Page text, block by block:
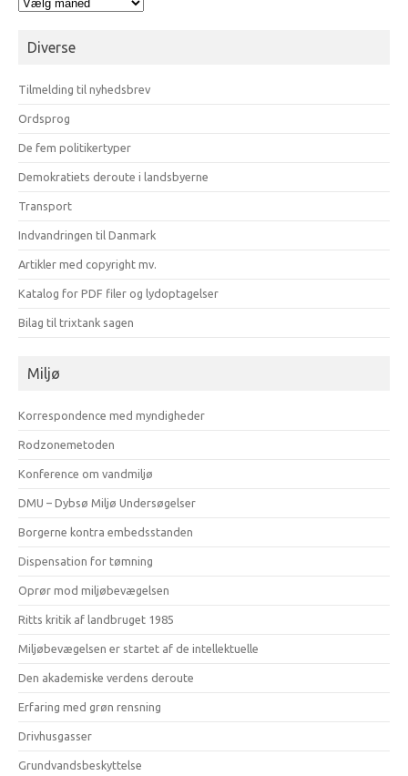
måneder
Diverse
Tilmelding til nyhedsbrev
Ordsprog
De fem politikertyper
Demokratiets deroute i landsbyerne
Transport
Indvandringen til Danmark
Artikler med copyright mv.
Katalog for PDF filer og lydoptagelser
Bilag til trixtank sagen
Miljø
Korrespondence med myndigheder
Rodzonemetoden
Konference om vandmiljø
DMU – Dybsø Miljø Undersøgelser
Borgerne kontra embedsstanden
Dispensation for tømning
Oprør mod miljøbevægelsen
Ritts kritik af landbruget 1985
Miljøbevægelsen er startet af de intellektuelle
Den akademiske verdens deroute
Erfaring med grøn rensning
Drivhusgasser
Grundvandsbeskyttelse